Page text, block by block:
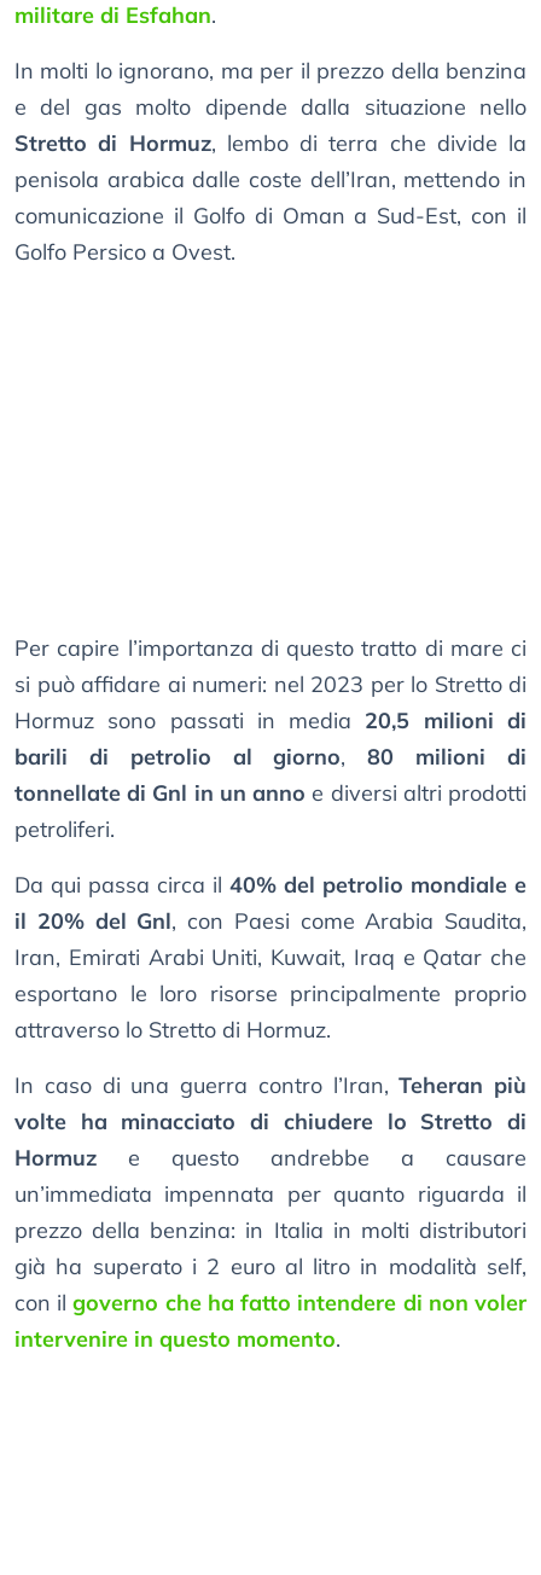
militare di Esfahan.
In molti lo ignorano, ma per il prezzo della benzina
e del gas molto dipende dalla situazione nello
Stretto di Hormuz, lembo di terra che divide la
penisola arabica dalle coste dell’Iran, mettendo in
comunicazione il Golfo di Oman a Sud-Est, con il
Golfo Persico a Ovest.
Per capire l’importanza di questo tratto di mare ci
si può affidare ai numeri: nel 2023 per lo Stretto di
Hormuz sono passati in media 20,5 milioni di
barili di petrolio al giorno,80 milioni di
tonnellate di Gnl in un anno e diversi altri prodotti
petroliferi.
Da qui passa circa il 40% del petrolio mondiale e
il 20% del Gnl, con Paesi come Arabia Saudita,
Iran, Emirati Arabi Uniti, Kuwait, Iraq e Qatar che
esportano le loro risorse principalmente proprio
attraverso lo Stretto di Hormuz.
In caso di una guerra contro l’Iran,Teheran più
volte ha minacciato di chiudere lo Stretto di
Hormuz e questo andrebbe a causare
un’immediata impennata per quanto riguarda il
prezzo della benzina: in Italia in molti distributori
già ha superato i 2 euro al litro in modalità self,
con ilgoverno che ha fatto intendere di non voler
intervenire in questo momento.